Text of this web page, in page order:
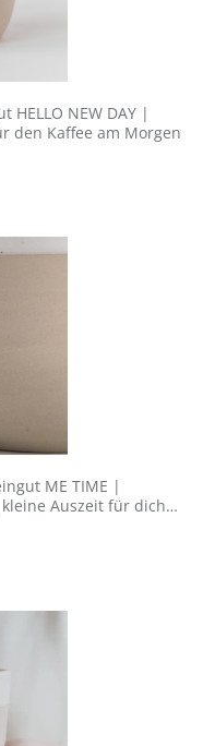
HELLO NEW DAY |
den Kaffee am Morgen
ME TIME |
Auszeit für dich